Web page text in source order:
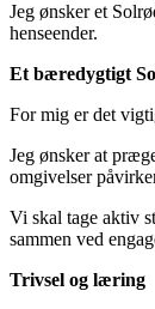
Jeg ønsker et
henseender.
Et bæredygtigt
For mig er det
Jeg ønsker at
omgivelser
Vi skal tage aktiv
sammen ved
Trivsel og læring